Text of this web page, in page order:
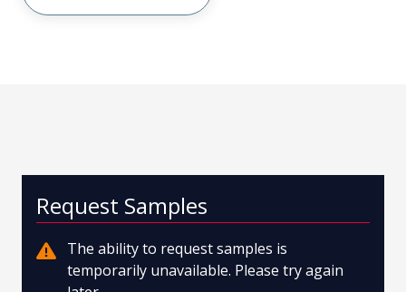
Request Samples
The ability to request samples is
temporarily unavailable. Please try again